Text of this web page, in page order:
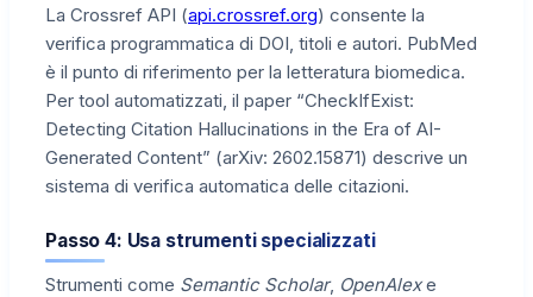
La Crossref API (api.crossref.org) consente la
verifica programmatica di DOI, titoli e autori. PubMed
è il punto di riferimento per la letteratura biomedica.
Per tool automatizzati, il paper “CheckIfExist:
Detecting Citation Hallucinations in the Era of AI-
Generated Content” (arXiv: 2602.15871) descrive un
sistema di verifica automatica delle citazioni.
Passo 4: Usa strumenti specializzati
Strumenti come Semantic Scholar, OpenAlexe